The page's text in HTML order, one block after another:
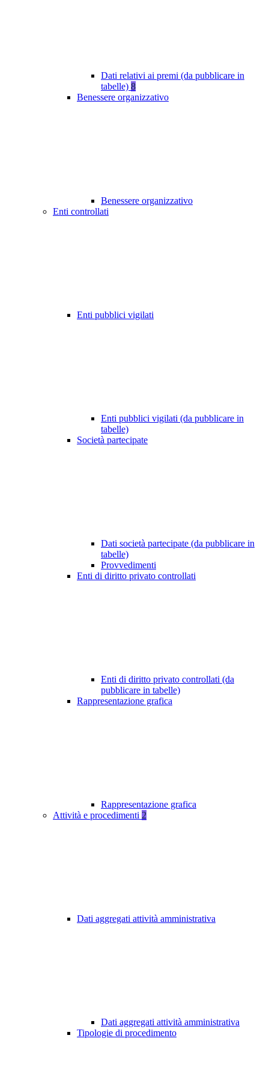
Dati relativi ai premi (da pubblicare in
tabelle) 8
Benessere organizzativo
Benessere organizzativo
Enti controllati
Enti pubblici vigilati
Enti pubblici vigilati (da pubblicare in
tabelle)
Società partecipate
Dati società partecipate (da pubblicare in
tabelle)
Provvedimenti
Enti di diritto privato controllati
Enti di diritto privato controllati (da
pubblicare in tabelle)
Rappresentazione grafica
Rappresentazione grafica
Attività e procedimenti 2
Dati aggregati attività amministrativa
Dati aggregati attività amministrativa
Tipologie di procedimento